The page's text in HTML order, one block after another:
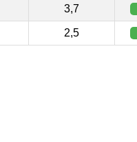
3,7
2,5